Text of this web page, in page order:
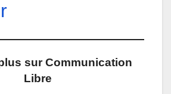
e
e
g
l
sur Communication
Libre